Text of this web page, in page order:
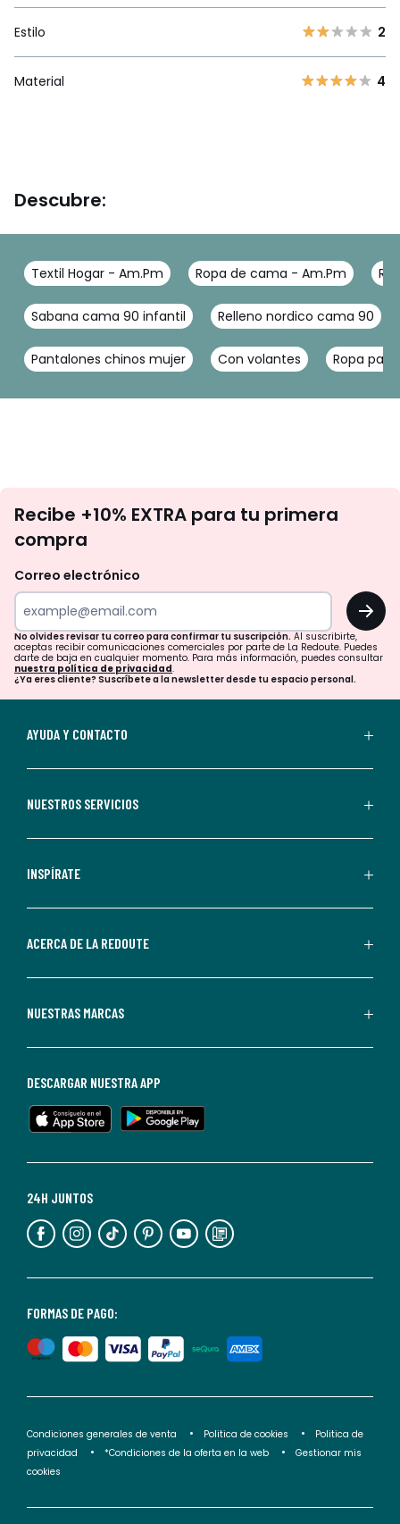
Estilo 2
Material 4
Descubre:
Textil Hogar - Am.Pm Ropa de cama - Am.Pm
Sabana cama 90 infantil Relleno nordico cama 90
Pantalones chinos mujer Con volantes Ropa
te
tu
para
confirmar
tu
suscripción.
aceptas
comerciales
personalizadas
parte
Redoute.
de
en
cualquier
Para
información,
puedes
de
privacidad</2>.
Recibe +10% EXTRA para tu primera
compra
Correo electrónico
OK
No olvides revisar tu correo para confirmar tu suscripción. Al suscribirte,
aceptas recibir comunicaciones comerciales por parte de La Redoute. Puedes
darte de baja en cualquier momento. Para más información, puedes consultar
nuestra política de privacidad.
¿Ya eres cliente? Suscríbete a la newsletter desde tu espacio personal.
AYUDA Y CONTACTO
NUESTROS SERVICIOS
INSPÍRATE
ACERCA DE LA REDOUTE
NUESTRAS MARCAS
FORMAS DE PAGO:
24H JUNTOS
DESCARGAR NUESTRA APP
Condiciones generales de venta Politica de cookies
Politica de
privacidad
*Condiciones de la oferta en la web
Gestionar mis
cookies